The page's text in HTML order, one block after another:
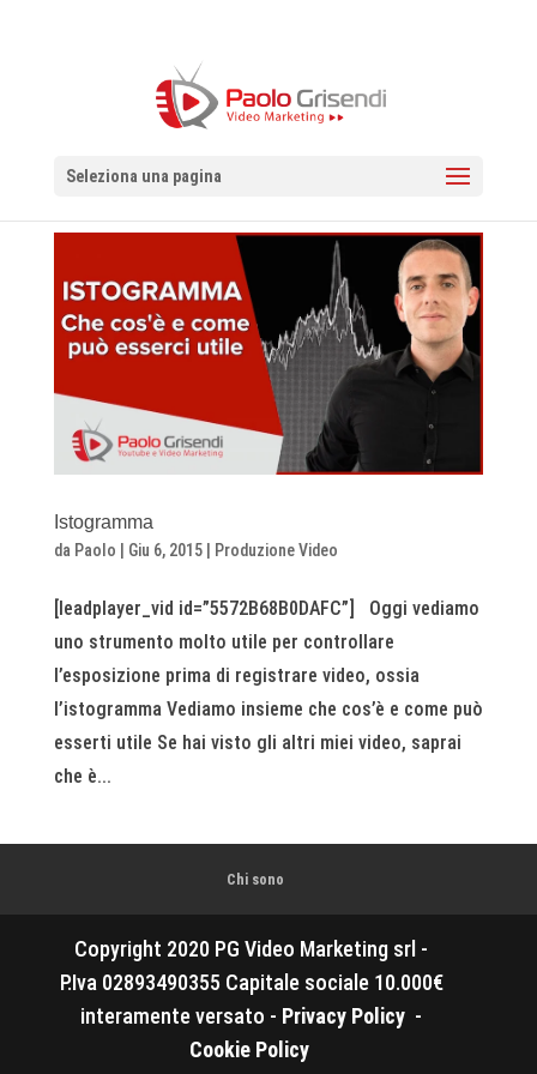
Seleziona una pagina
Istogramma
da Paolo | Giu 6, 2015| Produzione Video
[leadplayer_vid id=”5572B68B0DAFC”] Oggi vediamo
uno strumento molto utile per controllare
l’esposizione prima di registrare video, ossia
l’istogramma Vediamo insieme che cos’è e come può
esserti utile Se hai visto gli altri miei video, saprai
che è...
Chi sono
Copyright 2020 PG Video Marketing srl -
P.Iva 02893490355 Capitale sociale 10.000€
interamente versato - Privacy Policy -
Cookie Policy